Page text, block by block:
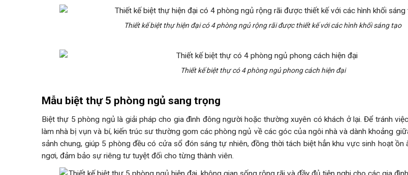
Thiết kế biệt thự hiện đại có 4 phòng ngủ rộng rãi được thiết kế với các hình khối sáng tạo
Thiết kế biệt thự có 4 phòng ngủ phong cách hiện đại
Mẫu biệt thự 5 phòng ngủ sang trọng
Biệt thự 5 phòng ngủ là giải pháp cho gia đình đông người hoặc thường xuyên có khách ở lại. Để tránh
làm nhà bị vụn và bí, kiến trúc sư thường gom các phòng ngủ về các góc của ngôi nhà và dành khoảng
sảnh chung, giúp 5 phòng đều có cửa sổ đón sáng tự nhiên, đồng thời tách biệt hẳn khu vực sinh hoạt ồn
ngơi, đảm bảo sự riêng tư tuyệt đối cho từng thành viên.